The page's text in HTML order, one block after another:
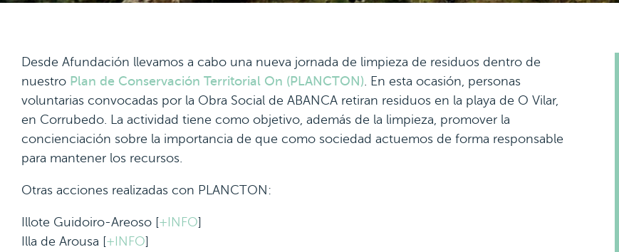
Desde Afundación llevamos a cabo una nueva jornada de limpieza de residuos dentro de
nuestro Plan de Conservación Territorial On (PLANCTON) . En esta ocasión, personas
voluntarias convocadas por la Obra Social de ABANCA retiran residuos en la playa de O Vilar,
en Corrubedo. La actividad tiene como objetivo, además de la limpieza, promover la
concienciación sobre la importancia de que como sociedad actuemos de forma responsable
para mantener los recursos.
Otras acciones realizadas con PLANCTON:
Illote Guidoiro-Areoso [+INFO]
Illa de Arousa [+INFO]